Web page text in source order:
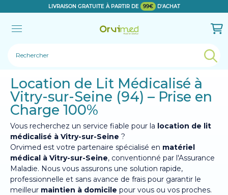
LIVRAISON GRATUITE À PARTIR DE 99€ D'ACHAT
Le produit a bien été ajouté!
Location de Lit Médicalisé à
Vitry-sur-Seine (94) – Prise en
Charge 100%
Vous recherchez un service fiable pour la location de lit
médicalisé à Vitry-sur-Seine ?
Orvimed est votre partenaire spécialisé en matériel
médical à Vitry-sur-Seine, conventionné par l'Assurance
Maladie. Nous vous assurons une solution rapide,
professionnelle et sans avance de frais pour garantir le
meilleur maintien à domicile pour vous ou vos proches.